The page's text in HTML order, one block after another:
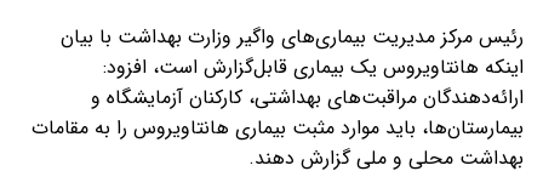
رئیس مرکز مدیریت بیماری‌های واگیر وزارت بهداشت با بیان
اینکه هانتاویروس یک بیماری قابل‌گزارش است، افزود:
ارائه‌دهندگان مراقبت‌های بهداشتی، کارکنان آزمایشگاه و
بیمارستان‌ها، باید موارد مثبت بیماری هانتاویروس را به مقامات
بهداشت محلی و ملی گزارش دهند.